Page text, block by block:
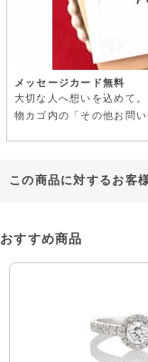
メッセージカード無料
大切な人へ想いを込めて
物カゴ内の「その他お問
この商品に対するお客
おすすめ商品